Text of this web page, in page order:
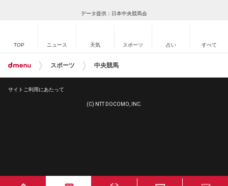
データ提供：日本中央競馬会
TOP ニュース 天気 スポーツ 占い すべて
スポーツ 中央競馬
サイトご利用にあたって
(C) NTT DOCOMO, INC.